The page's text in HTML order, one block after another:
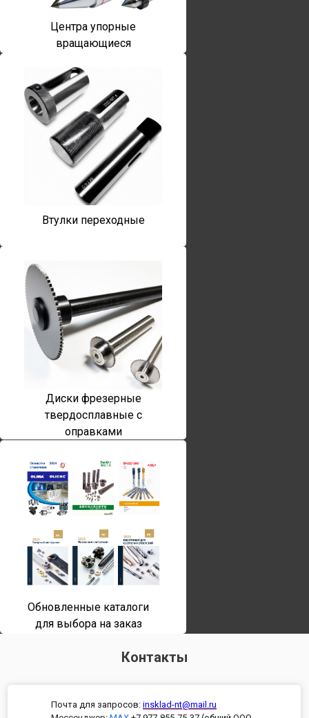
Центра упорные
вращающиеся
Втулки переходные
Диски фрезерные
твердосплавные с
оправками
Обновленные каталоги
для выбора на заказ
Контакты
Почта для запросов: insklad-nt@mail.ru